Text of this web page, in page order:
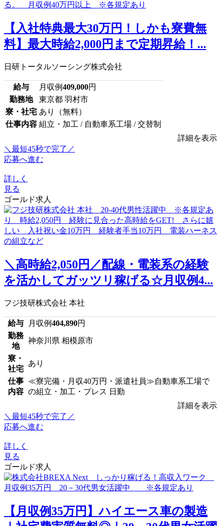
【入社特典最大30万円！しかも寮費無
料】最大時給2,000円まで定期昇給！...
日研トータルソーシング株式会社
給与 月収例409,000円
勤務地
東京都 羽村市
寮・社宅 あり（無料）
仕事内容 組立・加工 / 自動車系工場 / 交替制
詳細を表示
＼最短45秒で完了／
応募へ進む
詳しく
見る
ゴールド求人
＼高時給2,050円／配線・電装系の経験
を活かしてガッツリ稼げる☆月収例4...
フジ技研株式会社 本社
給与 月収例404,890円
勤務
地
神奈川県 相模原市
寮・
社宅
あり
仕事
内容
≪寮完備・月収40万円・派遣社員≫自動車系工場で
の組立・加工・プレス 日勤
詳細を表示
＼最短45秒で完了／
応募へ進む
詳しく
見る
ゴールド求人
【月収例35万円】ハイエース車の製造